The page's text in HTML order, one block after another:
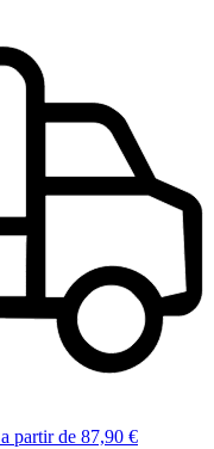
a partir de 87,90 €